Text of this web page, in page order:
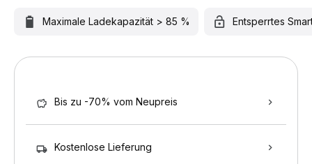
Maximale Ladekapazität > 85 % Entsperrtes
Bis zu -70% vom Neupreis
Kostenlose Lieferung